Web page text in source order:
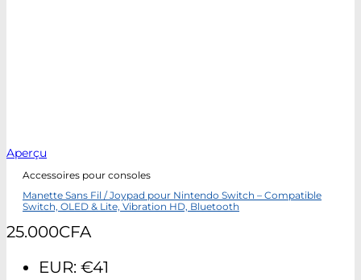
Aperçu
Accessoires pour consoles
Manette Sans Fil / Joypad pour Nintendo Switch – Compatible
Switch, OLED & Lite, Vibration HD, Bluetooth
25.000CFA
EUR: €41